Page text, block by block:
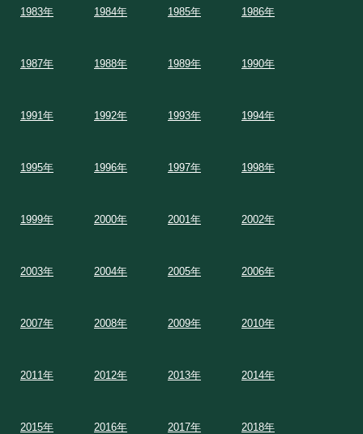
1983年 1984年 1985年 1986年
1987年 1988年 1989年 1990年
1991年 1992年 1993年 1994年
1995年 1996年 1997年 1998年
1999年 2000年 2001年 2002年
2003年 2004年 2005年 2006年
2007年 2008年 2009年 2010年
2011年 2012年 2013年 2014年
2015年 2016年 2017年 2018年